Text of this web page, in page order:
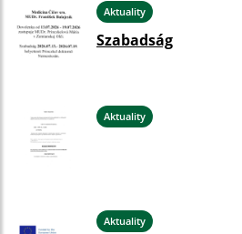
Aktuality
Szabadság
Aktuality
Aktuality